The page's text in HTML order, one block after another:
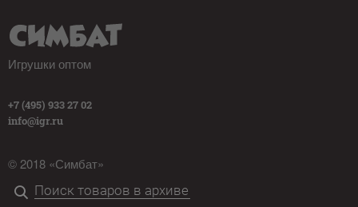
Игрушки оптом
+7 (495) 933 27 02
info@igr.ru
© 2018 «Симбат»